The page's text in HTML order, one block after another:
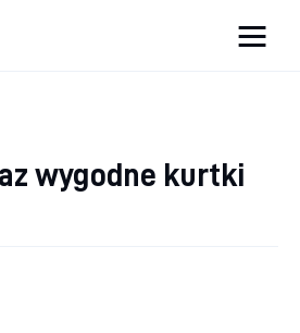
wygodne kurtki